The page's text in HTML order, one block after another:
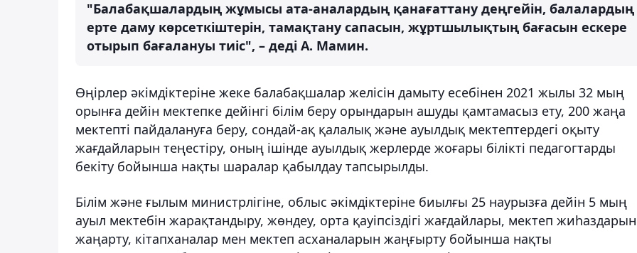
"Балабақшалардың жұмысы ата-аналардың қанағаттану деңгейін, балалардың
ерте даму көрсеткіштерін, тамақтану сапасын, жұртшылықтың бағасын ескере
отырып бағалануы тиіс", – деді А. Мамин.
Өңірлер әкімдіктеріне жеке балабақшалар желісін дамыту есебінен 2021 жылы 32 мың
орынға дейін мектепке дейінгі білім беру орындарын ашуды қамтамасыз ету, 200 жаңа
мектепті пайдалануға беру, сондай-ақ қалалық және ауылдық мектептердегі оқыту
жағдайларын теңестіру, оның ішінде ауылдық жерлерде жоғары білікті педагогтарды
бекіту бойынша нақты шаралар қабылдау тапсырылды.
Білім және ғылым министрлігіне, облыс әкімдіктеріне биылғы 25 наурызға дейін 5 мың
ауыл мектебін жарақтандыру, жөндеу, орта қауіпсіздігі жағдайлары, мектеп жиһаздарын
жаңарту, кітапханалар мен мектеп асханаларын жаңғырту бойынша нақты